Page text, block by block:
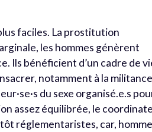
faciles. La prostitution
les hommes génèrent
Ils bénéficient d’un cadre de
notamment à la
du sexe organisé.e.s
assez équilibrée, le
réglementaristes, car, homme